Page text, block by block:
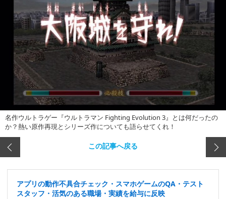
名作ウルトラゲー『ウルトラマン Fighting Evolution 3』とは何だったの
か？熱い原作再現とシリーズ作についても語らせてくれ！
この記事へ戻る
アプリの動作不具合チェック・スマホゲームのQA・テスト
スタッフ・活気のある職場・実績を給与に反映